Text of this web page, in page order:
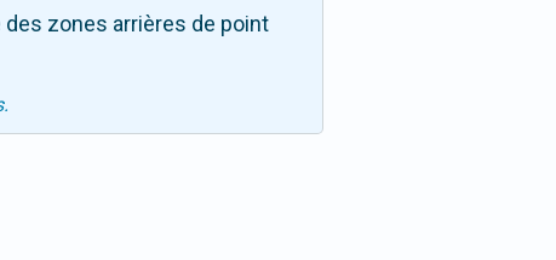
zones arrières de point